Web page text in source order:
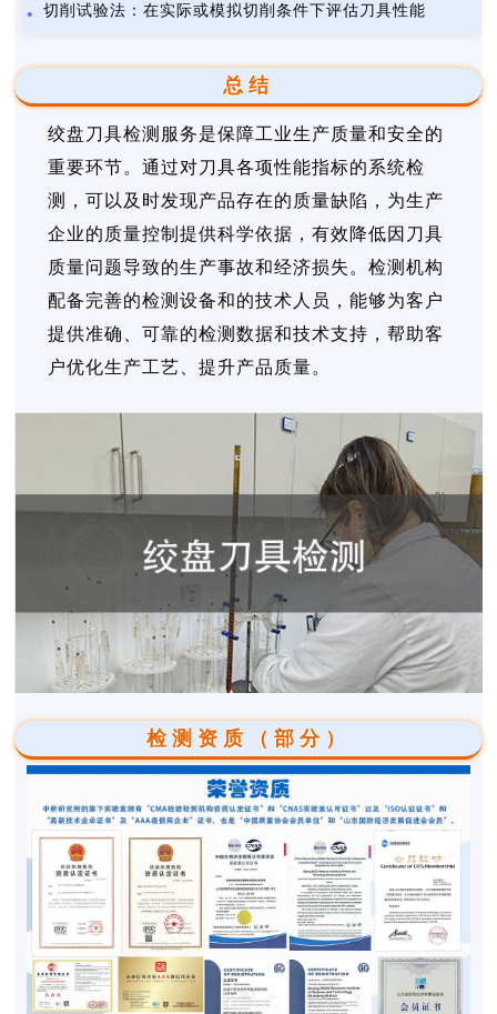
切削试验法：在实际或模拟切削条件下评估刀具性能
总结
绞盘刀具检测服务是保障工业生产质量和安全的
重要环节。通过对刀具各项性能指标的系统检
测，可以及时发现产品存在的质量缺陷，为生产
企业的质量控制提供科学依据，有效降低因刀具
质量问题导致的生产事故和经济损失。检测机构
配备完善的检测设备和的技术人员，能够为客户
提供准确、可靠的检测数据和技术支持，帮助客
户优化生产工艺、提升产品质量。
检测资质（部分）